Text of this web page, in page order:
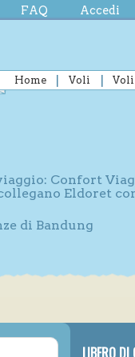
FAQ Accedi
Home Voli
Confort
Eldoret
di Bandung
LIBERO DI